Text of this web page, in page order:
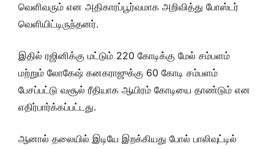
வெளிவரும் என அதிகாரப்பூர்வமாக அறிவித்து போஸ்டர்
வெளியிட்டிருந்தனர்.
இதில் ரஜினிக்கு மட்டும் 220 கோடிக்கு மேல் சம்பளம்
மற்றும் லோகேஷ் கனகராஜுக்கு 60 கோடி சம்பளம்
பேசப்பட்டு வசூல் ரீதியாக ஆயிரம் கோடியை தாண்டும் என
எதிர்பார்க்கப்பட்டது.
ஆனால் தலையில் இடியே இறக்கியது போல் பாலிவுட்டில்